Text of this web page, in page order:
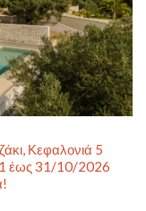
Κεφαλονιά 5
1 έως 31/10/2026